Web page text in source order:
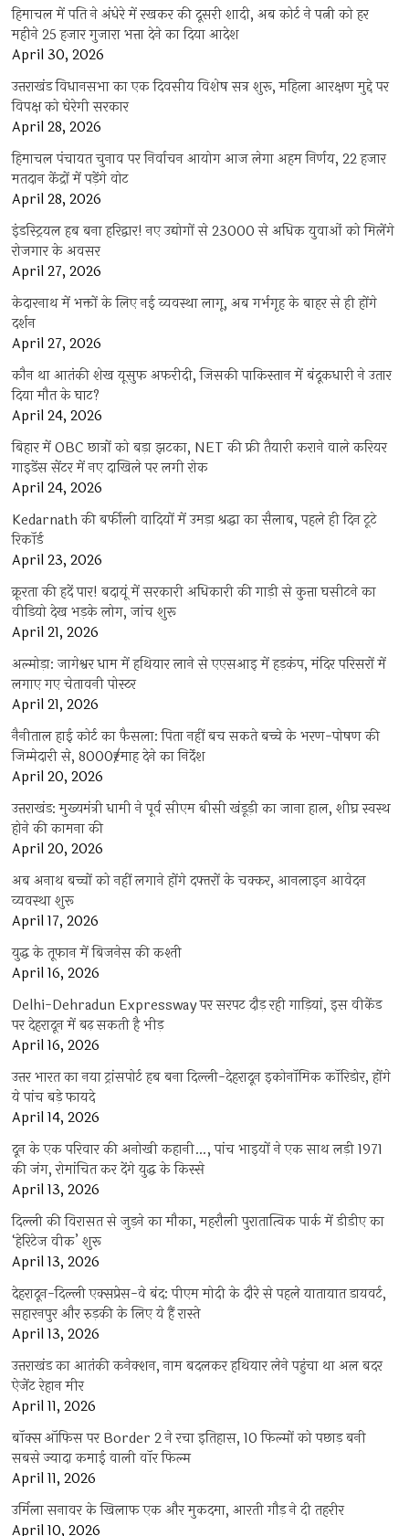
हिमाचल में पति ने अंधेरे में रखकर की दूसरी शादी, अब कोर्ट ने पत्नी को हर
महीने 25 हजार गुजारा भत्ता देने का दिया आदेश
April 30, 2026
उत्तराखंड विधानसभा का एक दिवसीय विशेष सत्र शुरू, महिला आरक्षण मुद्दे पर
विपक्ष को घेरेगी सरकार
April 28, 2026
हिमाचल पंचायत चुनाव पर निर्वाचन आयोग आज लेगा अहम निर्णय, 22 हजार
मतदान केंद्रों में पड़ेंगे वोट
April 28, 2026
इंडस्ट्रियल हब बना हरिद्वार! नए उद्योगों से 23000 से अधिक युवाओं को मिलेंगे
रोजगार के अवसर
April 27, 2026
केदारनाथ में भक्तों के लिए नई व्यवस्था लागू, अब गर्भगृह के बाहर से ही होंगे
दर्शन
April 27, 2026
कौन था आतंकी शेख यूसुफ अफरीदी, जिसकी पाकिस्तान में बंदूकधारी ने उतार
दिया मौत के घाट?
April 24, 2026
बिहार में OBC छात्रों को बड़ा झटका, NET की फ्री तैयारी कराने वाले करियर
गाइडेंस सेंटर में नए दाखिले पर लगी रोक
April 24, 2026
Kedarnath की बर्फीली वादियों में उमड़ा श्रद्धा का सैलाब, पहले ही दिन टूटे
रिकॉर्ड
April 23, 2026
क्रूरता की हदें पार! बदायूं में सरकारी अधिकारी की गाड़ी से कुत्ता घसीटने का
वीडियो देख भड़के लोग, जांच शुरू
April 21, 2026
अल्मोड़ा: जागेश्वर धाम में हथियार लाने से एएसआइ में हड़कंप, मंदिर परिसरों में
लगाए गए चेतावनी पोस्टर
April 21, 2026
नैनीताल हाई कोर्ट का फैसला: पिता नहीं बच सकते बच्चे के भरण-पोषण की
जिम्मेदारी से, 8000₹/माह देने का निर्देश
April 20, 2026
उत्तराखंड: मुख्यमंत्री धामी ने पूर्व सीएम बीसी खंडूड़ी का जाना हाल, शीघ्र स्वस्थ
होने की कामना की
April 20, 2026
अब अनाथ बच्चों को नहीं लगाने होंगे दफ्तरों के चक्कर, आनलाइन आवेदन
व्यवस्था शुरू
April 17, 2026
युद्ध के तूफान में बिजनेस की कश्ती
April 16, 2026
Delhi-Dehradun Expressway पर सरपट दौड़ रही गाड़ियां, इस वीकेंड
पर देहरादून में बढ़ सकती है भीड़
April 16, 2026
उत्तर भारत का नया ट्रांसपोर्ट हब बना दिल्ली-देहरादून इकोनॉमिक कॉरिडोर, होंगे
ये पांच बड़े फायदे
April 14, 2026
दून के एक परिवार की अनोखी कहानी…, पांच भाइयों ने एक साथ लड़ी 1971
की जंग, रोमांचित कर देंगे युद्ध के किस्से
April 13, 2026
दिल्ली की विरासत से जुड़ने का मौका, महरौली पुरातात्विक पार्क में डीडीए का
‘हेरिटेज वीक’ शुरू
April 13, 2026
देहरादून-दिल्ली एक्सप्रेस-वे बंद: पीएम मोदी के दौरे से पहले यातायात डायवर्ट,
सहारनपुर और रुड़की के लिए ये हैं रास्ते
April 13, 2026
उत्तराखंड का आतंकी कनेक्शन, नाम बदलकर हथियार लेने पहुंचा था अल बदर
ऐजेंट रेहान मीर
April 11, 2026
बॉक्स ऑफिस पर Border 2 ने रचा इतिहास, 10 फिल्मों को पछाड़ बनी
सबसे ज्यादा कमाई वाली वॉर फिल्म
April 11, 2026
उर्मिला सनावर के खिलाफ एक और मुकदमा, आरती गौड़ ने दी तहरीर
April 10, 2026